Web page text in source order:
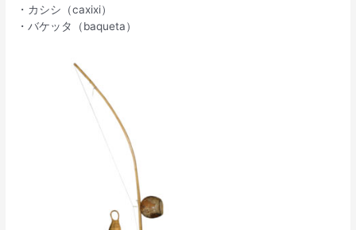
・カシシ（caxixi）
・バケッタ（baqueta）